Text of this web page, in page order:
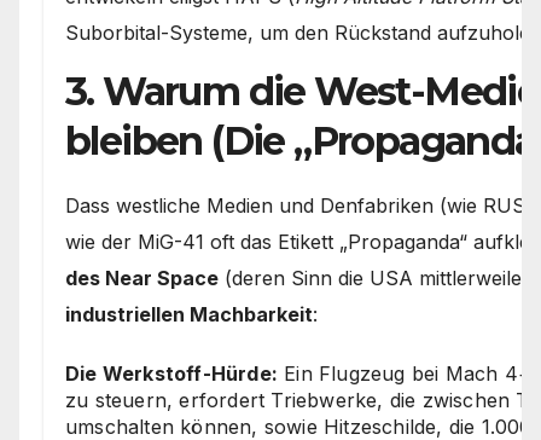
Suborbital-Systeme, um den Rückstand
3. Warum die West-
bleiben (Die
Dass westliche Medien und Denfabriken (wie
wie der MiG-41 oft das Etikett „Propaganda“
des Near Space (deren Sinn die USA mittlerweile
industriellen Machbarkeit:
Die Werkstoff-Hürde: Ein Flugzeug bei Mach
zu steuern, erfordert Triebwerke, die zwischen
umschalten können, sowie Hitzeschilde, die 1.000